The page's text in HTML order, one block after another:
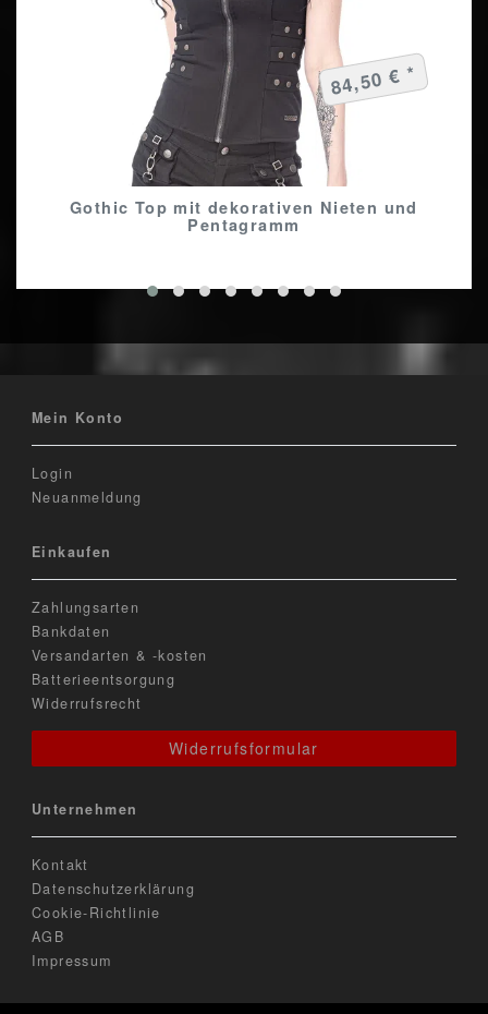
Gothic Top mit dekorativen Nieten und
Pentagramm
84,50 € *
Mein Konto
Login
Neuanmeldung
Einkaufen
Zahlungsarten
Bankdaten
Versandarten & -kosten
Batterieentsorgung
Widerrufsrecht
Widerrufsformular
Unternehmen
Kontakt
Datenschutzerklärung
Cookie-Richtlinie
AGB
Impressum